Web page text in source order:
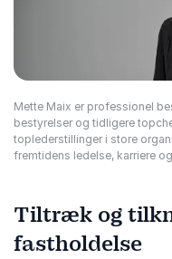
Mette Maix er professionel
bestyrelser og tidligere
toplederstillinger i store
fremtidens ledelse, karriere
Tiltræk og
fastholdelse